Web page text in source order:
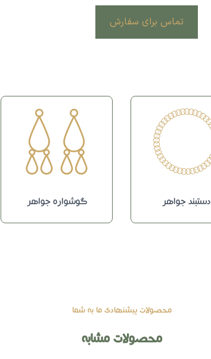
تماس برای سفارش
دستبند جواهر گوشواره جواهر
محصولات پیشنهادی ما به شما
محصولات مشابه